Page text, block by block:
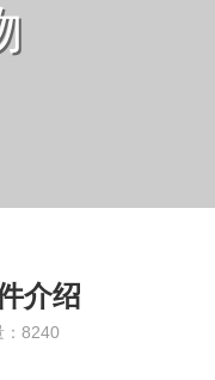
介绍
：8240